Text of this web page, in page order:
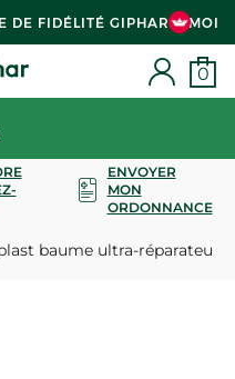
DE FIDÉLITÉ GIPHAR & MOI
0
ENVOYER
MON
ORDONNANCE
baume ultra-réparateur